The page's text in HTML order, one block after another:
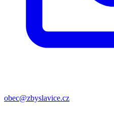
obec@zbyslavice.cz